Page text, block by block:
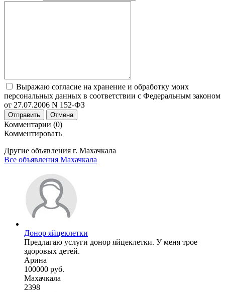
Выражаю согласие на хранение и обработку моих
персональных данных в соответствии с Федеральным законом
от 27.07.2006 N 152-ФЗ
Отправить Отмена
Комментарии (0)
Комментировать
Другие объявления г. Махачкала
Все объявления Махачкала
Донор яйцеклетки
Предлагаю услуги донор яйцеклетки. У меня трое
здоровых детей.
Арина
100000 руб.
Махачкала
2398